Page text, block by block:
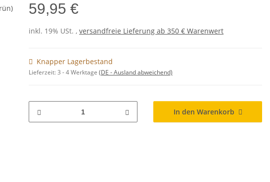
59,95 €
inkl. 19% USt. , versandfreie Lieferung ab 350 € Warenwert
Knapper Lagerbestand
Lieferzeit:3 - 4 Werktage (DE - Ausland abweichend)
In den Warenkorb